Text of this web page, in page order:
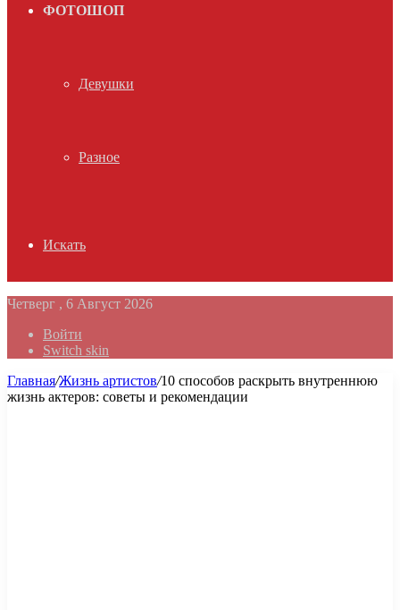
ФОТОШОП
Девушки
Разное
Искать
Четверг , 6 Август 2026
Войти
Switch skin
Главная/Жизнь артистов/10 способов раскрыть внутреннюю
жизнь актеров: советы и рекомендации